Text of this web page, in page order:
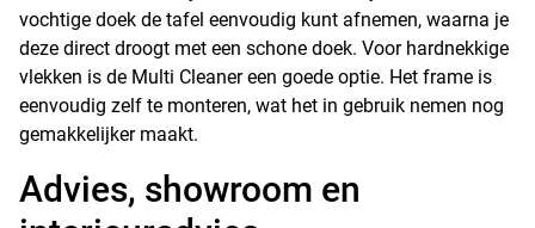
vochtige doek de tafel eenvoudig kunt afnemen, waarna je
deze direct droogt met een schone doek. Voor hardnekkige
vlekken is de Multi Cleaner een goede optie. Het frame is
eenvoudig zelf te monteren, wat het in gebruik nemen nog
gemakkelijker maakt.
Advies, showroom en